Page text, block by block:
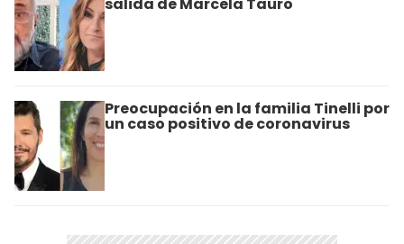
Preocupación en la familia Tinelli por
un caso positivo de coronavirus